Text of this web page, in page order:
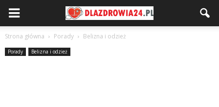
Strona główna Porady Belizna i odzież
Porady Belizna i odzież